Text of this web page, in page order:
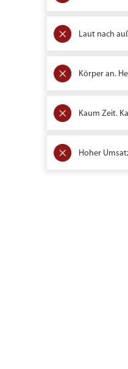
Laut nach
Körper an.
Kaum Zeit.
Hoher